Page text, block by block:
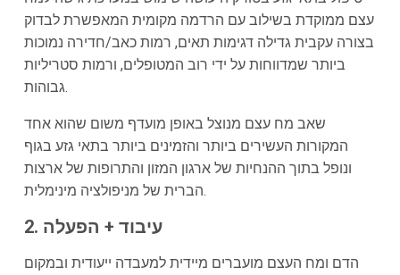
עצם ממוקדת בשילוב עם הרדמה מקומית המאפשרת לבדוק
בצורה עקבית גדילה דגימות תאים, רמות כאב/חדירה נמוכות
ביותר שמדווחות על ידי רוב המטופלים, ורמות סטריליות
גבוהות.
שאב מח עצם מנוצל באופן מועדף משום שהוא אחד
המקורות העשירים ביותר והזמינים ביותר בתאי גזע בגוף
ונופל בתוך ההנחיות של ארגון המזון והתרופות של ארצות
הברית של מניפולציה מינימלית.
2. עיבוד + הפעלה
הדם ומח העצם מועברים מיידית למעבדה ייעודית ובמקום